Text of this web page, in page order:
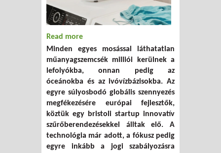
Read more
Kötelezővé válhatnak a mosógépek
mikroműanyag-szűrői
Minden egyes mosással láthatatlan
műanyagszemcsék milliói kerülnek a
lefolyókba, onnan pedig az
óceánokba és az ivóvízbázisokba. Az
egyre súlyosbodó globális szennyezés
megfékezésére európai fejlesztők,
köztük egy bristoli startup innovatív
szűrőberendezésekkel álltak elő. A
technológia már adott, a fókusz pedig
egyre inkább a jogi szabályozásra